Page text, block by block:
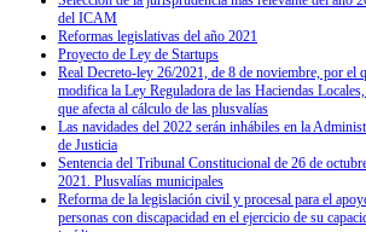
del ICAM
Reformas legislativas del año 2021
Proyecto de Ley de Startups
Real Decreto-ley 26/2021, de 8 de noviembre, por el
modifica la Ley Reguladora de las Haciendas
que afecta al cálculo de las plusvalías
Las navidades del 2022 serán inhábiles en la
de Justicia
Sentencia del Tribunal Constitucional de 26 de
2021. Plusvalías municipales
Reforma de la legislación civil y procesal para el
personas con discapacidad en el ejercicio de su